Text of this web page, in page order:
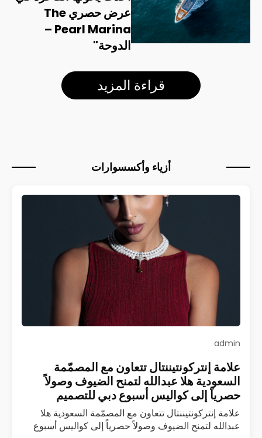
عرض حصري The
Pearl Marina –
الدوحة"
قراءة المزيد
أزياء وأكسسوارات
admin
علامة إنتركونتيننتال تتعاون مع المصمّمة
السعودية هلا عبدالله لتمنح الضيوف وصولاً
حصرياً إلى كواليس أسبوع دبي للتصميم
علامة إنتركونتيننتال تتعاون مع المصمّمة السعودية هلا
عبدالله لتمنح الضيوف وصولاً حصرياً إلى كواليس أسبوع